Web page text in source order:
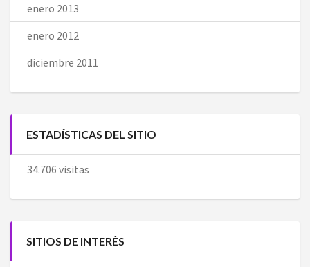
enero 2013
enero 2012
diciembre 2011
ESTADÍSTICAS DEL SITIO
34.706 visitas
SITIOS DE INTERÉS